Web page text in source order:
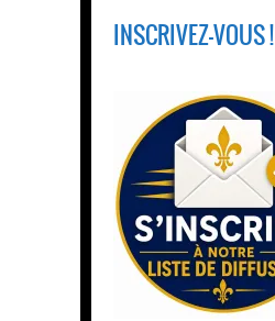
INSCRIVEZ-VOUS !